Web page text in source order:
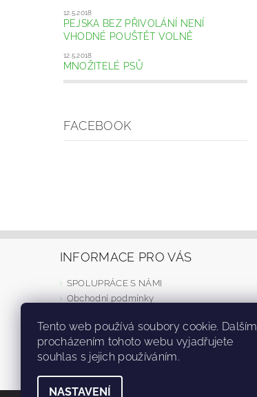
12.5.2018
PEJSKA BEZ PŘIVOLÁNÍ NENÍ
VHODNÉ POUŠTĚT VOLNĚ
12.5.2018
MNOŽITELÉ PSŮ
FACEBOOK
INFORMACE PRO VÁS
SPOLUPRÁCE S NÁMI
Obchodní podmínky
Reklamní předměty OS TT
Ochrana osobních údajů
Tento web používá soubory cookie. Dalším
procházením tohoto webu vyjadřujete
souhlas s jejich používáním.
NASTAVENÍ